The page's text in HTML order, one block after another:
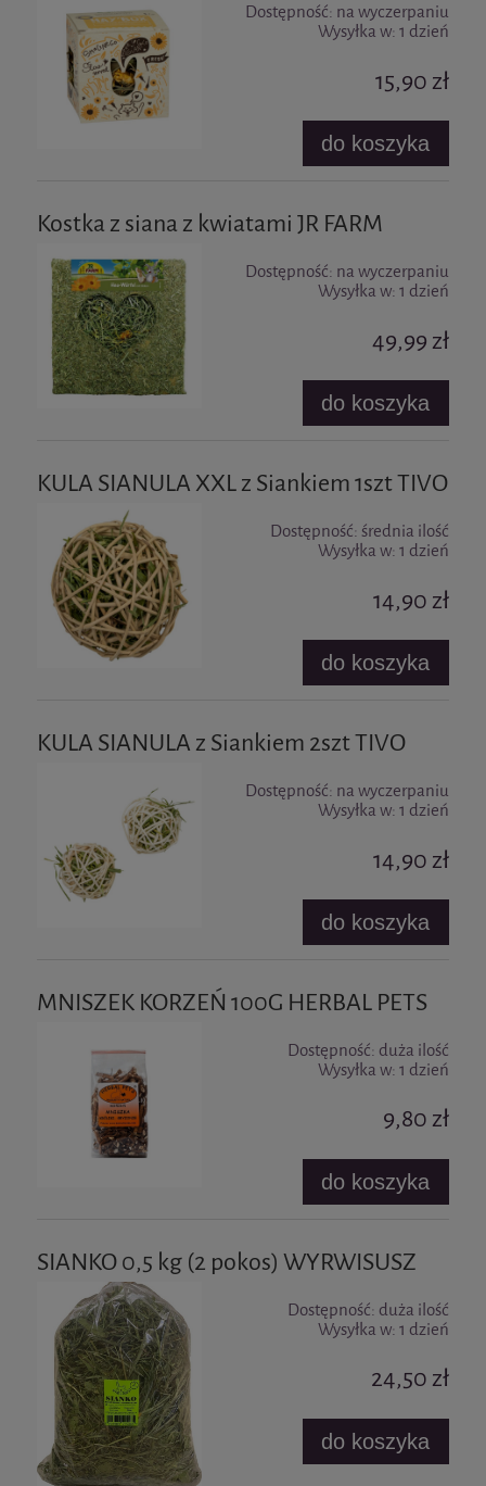
Dostępność: na wyczerpaniu
Wysyłka w: 1 dzień
15,90 zł
do koszyka
Kostka z siana z kwiatami JR FARM
Dostępność: na wyczerpaniu
Wysyłka w: 1 dzień
49,99 zł
do koszyka
KULA SIANULA XXL z Siankiem 1szt TIVO
Dostępność: średnia ilość
Wysyłka w: 1 dzień
14,90 zł
do koszyka
KULA SIANULA z Siankiem 2szt TIVO
Dostępność: na wyczerpaniu
Wysyłka w: 1 dzień
14,90 zł
do koszyka
MNISZEK KORZEŃ 100G HERBAL PETS
Dostępność: duża ilość
Wysyłka w: 1 dzień
9,80 zł
do koszyka
SIANKO 0,5 kg (2 pokos) WYRWISUSZ
Dostępność: duża ilość
Wysyłka w: 1 dzień
24,50 zł
do koszyka